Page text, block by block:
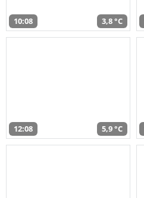
10:08 3,8 °C
12:08 5,9 °C